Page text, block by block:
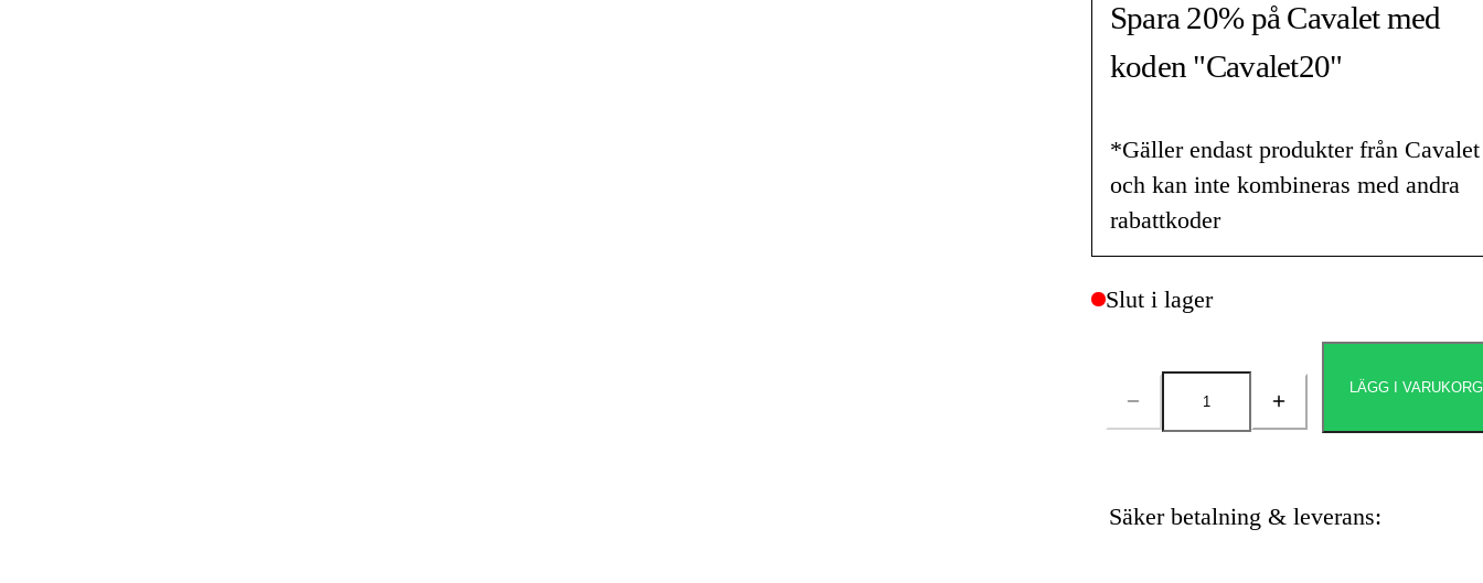
Spara 20% på Cavalet med
koden "Cavalet20"
*Gäller endast produkter från Cavalet
och kan inte kombineras med andra
rabattkoder
Slut i lager
Antal
LÄGG I
Säker betalning & leverans: